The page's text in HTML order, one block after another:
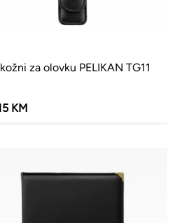
za olovku PELIKAN TG11
KM